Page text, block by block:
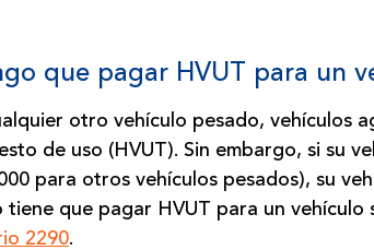
que pagar HVUT para un
otro vehículo pesado, vehículos
de uso (HVUT). Sin embargo, si su
para otros vehículos pesados), su
tiene que pagar HVUT para un
2290.